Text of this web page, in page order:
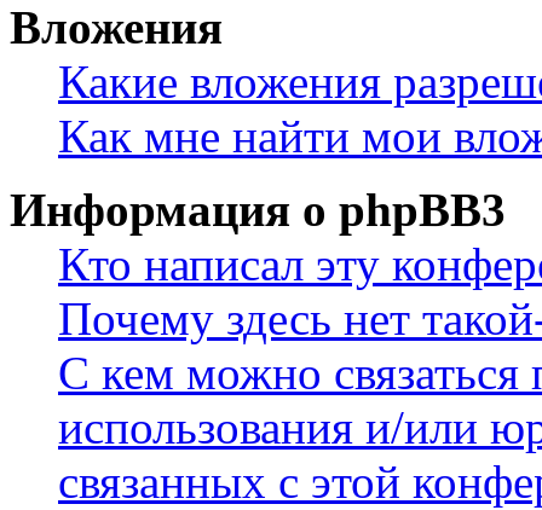
Вложения
Какие вложения
Как мне найти мои
Информация о phpBB3
Кто написал эту
Почему здесь нет
С кем можно связаться
использования и/или
связанных с этой